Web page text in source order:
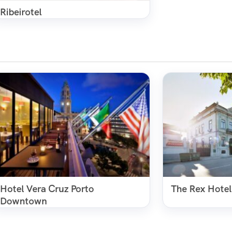
Ribeirotel
Hotel Vera Cruz Porto
Downtown
The Rex Hotel